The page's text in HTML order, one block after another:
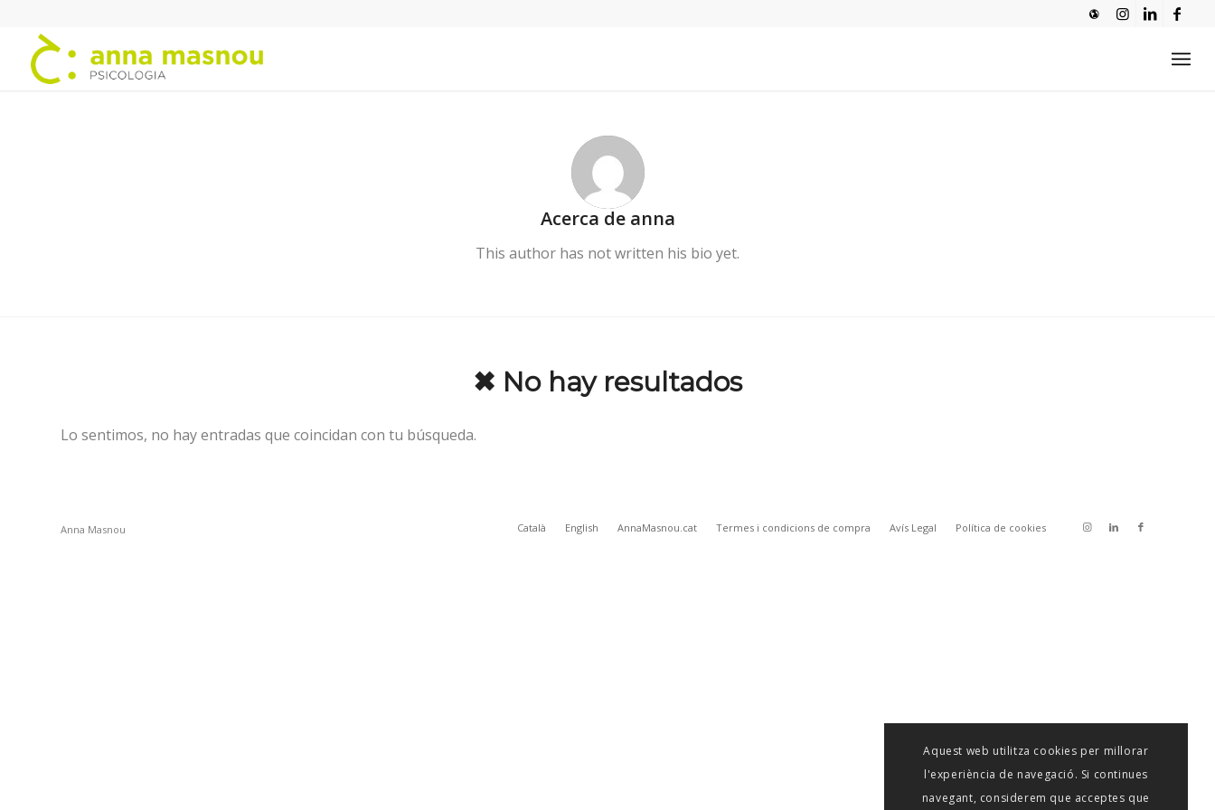
Acerca de anna
This author has not written his bio yet.
✖ No hay resultados
Lo sentimos, no hay entradas que coincidan con tu búsqueda.
Anna Masnou Català English AnnaMasnou.cat Termes i condicions de compra Avís Legal Política de cookies
Aquest web utilitza cookies per millorar
l'experiència de navegació. Si continues
navegant, considerem que acceptes que